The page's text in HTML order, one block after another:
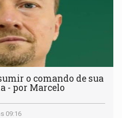
o comando de sua
- por Marcelo
09:16